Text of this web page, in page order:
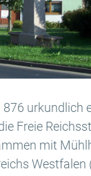
Freie
mit